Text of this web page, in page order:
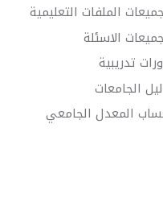
الملفات التعليمية
الاسئلة
تدريبية
الجامعات
المعدل الجامعي